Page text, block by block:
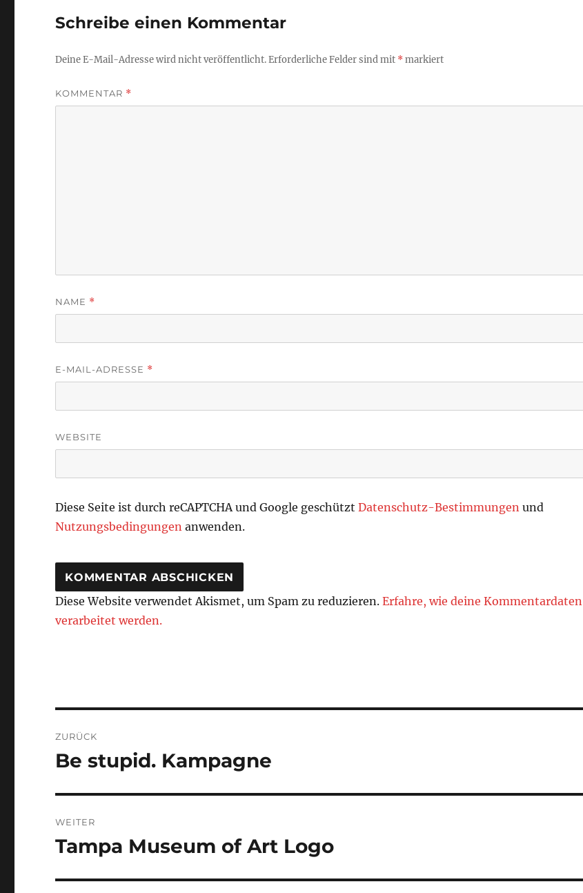
Schreibe einen Kommentar
Deine E-Mail-Adresse wird nicht veröffentlicht.Erforderliche Felder sind mit *markiert
KOMMENTAR *
NAME *
E-MAIL-ADRESSE *
WEBSITE
Diese Seite ist durch reCAPTCHA und Google geschütztDatenschutz-Bestimmungen und
Nutzungsbedingungen anwenden.
Diese Website verwendet Akismet, um Spam zu reduzieren.Erfahre, wie deine Kommentardaten
verarbeitet werden.
ZURÜCK
Vorheriger
Be stupid. Kampagne
WEITER
Nächster
Tampa Museum of Art Logo